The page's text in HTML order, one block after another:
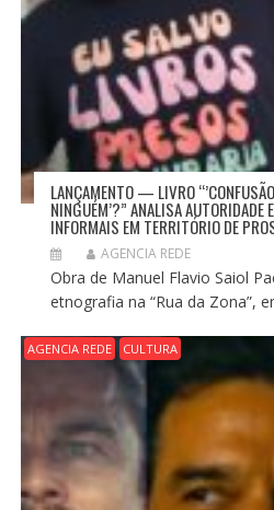
LANÇAMENTO — LIVRO
NINGUÉM’?” ANALISA AUTORIDADE
INFORMAIS EM TERRITÓRIO DE
AGENCIA REDE
Obra de Manuel Flavio Saiol
etnografia na “Rua da Zona”,
AGENCIA REDE CULTURA